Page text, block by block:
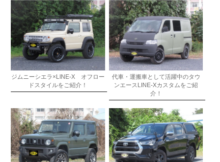
ジムニーシエラ×LINE-X オフロー
ドスタイルをご紹介！
代車・運搬車として活躍中のタウ
ンエースLINE-Xカスタムをご紹
介！